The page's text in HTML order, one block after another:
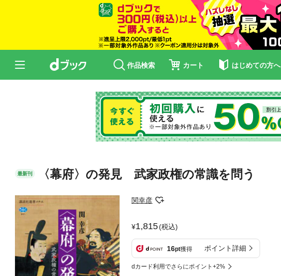
作品検索 カート はじめての方へ
最新刊 〈幕府〉の発見 武家政権の常識を問う
関幸彦
1,815(税込)
16pt獲得 ポイント詳細
dカード利用でさらにポイント+2%